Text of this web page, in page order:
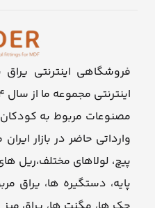
فروشگاهی اینترنتی
مصنوعات مربوط به کودکان
وارداتی حاضر در بازار
پیچ، لولاهای مختلف،ریل
پایه، دستگیره ها، یراق